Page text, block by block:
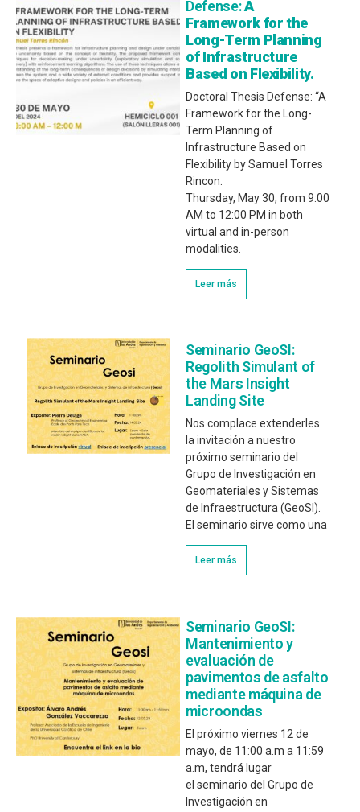
Defense:A
Framework for the
Long-Term Planning
of Infrastructure
Based on Flexibility.
Doctoral Thesis Defense: “A
Framework for the Long-
Term Planning of
Infrastructure Based on
Flexibility by Samuel Torres
Rincon.
Thursday, May 30, from 9:00
AM to 12:00 PM in both
virtual and in-person
modalities.
Leer más
Seminario GeoSI:
Regolith Simulant of
the Mars Insight
Landing Site
Nos complace extenderles
la invitación a nuestro
próximo seminario del
Grupo de Investigación en
Geomateriales y Sistemas
de Infraestructura (GeoSI).
El seminario sirve como una
Leer más
Seminario GeoSI:
Mantenimiento y
evaluación de
pavimentos de asfalto
mediante máquina de
microondas
El próximo viernes 12 de
mayo, de 11:00 a.m a 11:59
a.m, tendrá lugar
el seminario del Grupo de
Investigación en